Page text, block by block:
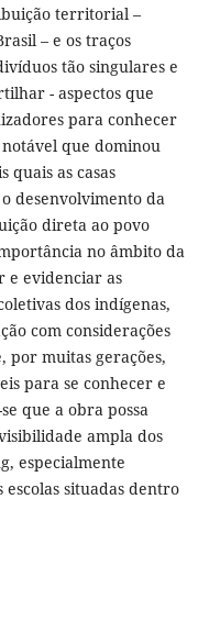
territorial –
– e os traços
tão singulares e
- aspectos que
para conhecer
que dominou
quais as casas
desenvolvimento da
direta ao povo
no âmbito da
e evidenciar as
dos indígenas,
com considerações
por muitas gerações,
para se conhecer e
que a obra possa
ampla dos
especialmente
situadas dentro